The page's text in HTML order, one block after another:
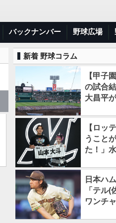
バックナンバー 野球広場
新着 野球コラム
【甲子
の試合
大昌平
利、青
【ロッ
うこと
た！」
ネラ、
に来場
日本ハ
「テル(
ワンチ
るかな